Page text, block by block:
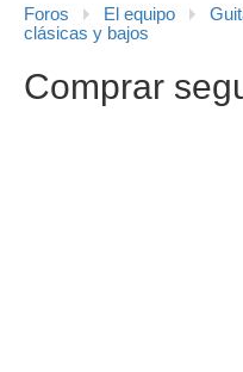
Foros El equipo
clásicas y bajos
Comprar